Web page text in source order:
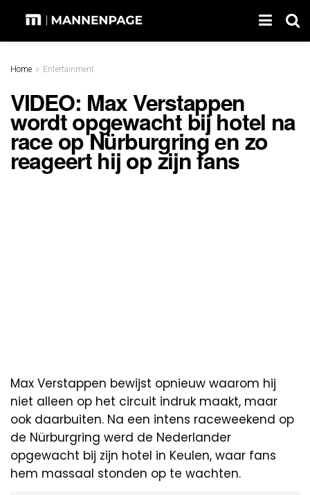
Home Entertainment
VIDEO: Max Verstappen
wordt opgewacht bij hotel na
race op Nürburgring en zo
reageert hij op zijn fans
Max Verstappen bewijst opnieuw waarom hij
niet alleen op het circuit indruk maakt, maar
ook daarbuiten. Na een intens raceweekend op
de Nürburgring werd de Nederlander
opgewacht bij zijn hotel in Keulen, waar fans
hem massaal stonden op te wachten.